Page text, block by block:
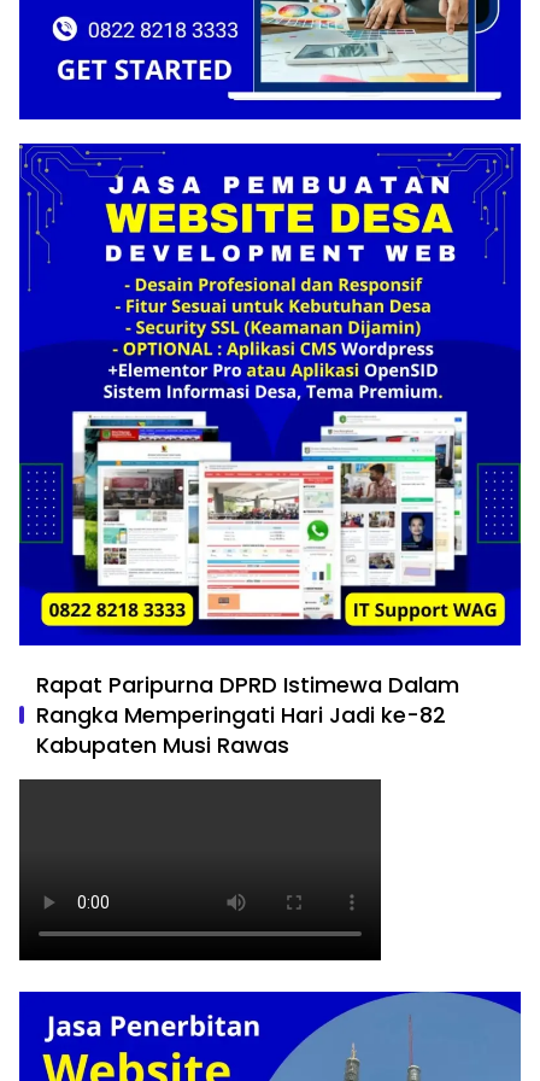
Rapat Paripurna DPRD Istimewa Dalam
Rangka Memperingati Hari Jadi ke-82
Kabupaten Musi Rawas